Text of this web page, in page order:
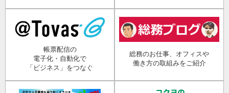
帳票配信の
電子化・自動化で
「ビジネス」をつなぐ
総務のお仕事、オフィスや
働き方の取組みをご紹介